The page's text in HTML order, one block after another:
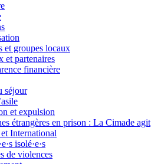
et groupes locaux
et partenaires
financière
séjour
et expulsion
étrangères en prison : La Cimade agit
International
isolé·e·s
de violences